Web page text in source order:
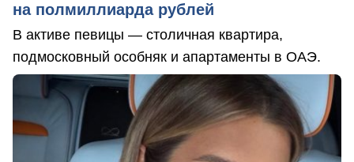
на полмиллиарда рублей
В активе певицы — столичная квартира,
подмосковный особняк и апартаменты в ОАЭ.